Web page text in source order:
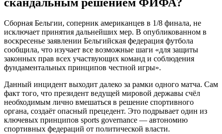
Сборная Бельгии, соперник американцев в 1/8 финала, не
исключает принятия дальнейших мер. В опубликованном в
воскресенье заявлении Бельгийская федерация футбола
сообщила, что изучает все возможные шаги «для защиты
законных прав всех участвующих команд и соблюдения
фундаментальных принципов честной игры».
Данный инцидент выходит далеко за рамки одного матча. Сам
факт того, что президент ведущей мировой державы счёл
необходимым лично вмешаться в решение спортивного
органа, создаёт опасный прецедент. Это подрывает один из
ключевых принципов sports governance — автономию
спортивных федераций от политической власти.